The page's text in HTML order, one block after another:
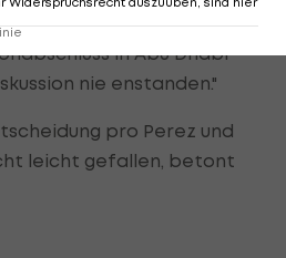
solche Ergebnisse wie in
in Abu Dhabi
nie enstanden."
pro Perez und
leicht gefallen, betont